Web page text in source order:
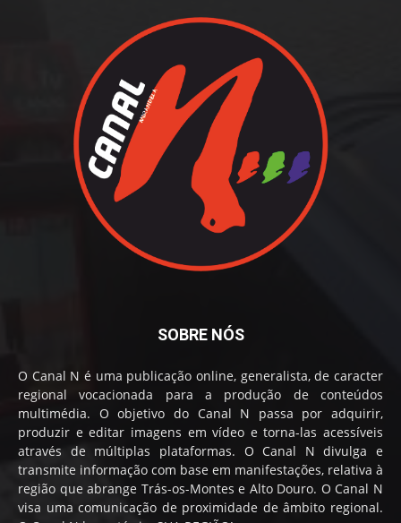
SOBRE NÓS
O Canal N é uma publicação online, generalista, de caracter
regional vocacionada para a produção de conteúdos
multimédia. O objetivo do Canal N passa por adquirir,
produzir e editar imagens em vídeo e torna-las acessíveis
através de múltiplas plataformas. O Canal N divulga e
transmite informação com base em manifestações, relativa à
região que abrange Trás-os-Montes e Alto Douro. O Canal N
visa uma comunicação de proximidade de âmbito regional.